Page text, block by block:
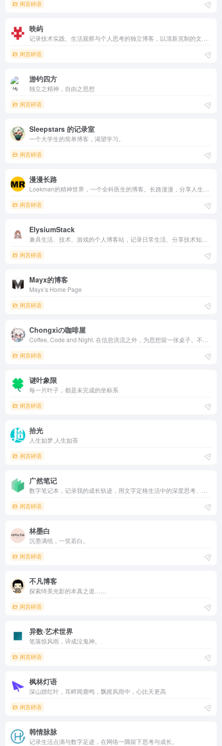
闲言碎语
映屿
闲言碎语
游钓四方
独立之精神，自由之思想
闲言碎语
Sleepstars 的记录室
一个大学生的简单博客，渴望学习。
闲言碎语
漫漫长路
闲言碎语
ElysiumStack
闲言碎语
Mayx的博客
Mayx’s Home Page
闲言碎语
Chongxiの咖啡屋
闲言碎语
谜叶象限
每一片叶子，都是未完成的坐标系
闲言碎语
拾光
人生如梦.人生如茶
闲言碎语
广然笔记
闲言碎语
林墨白
沉墨满纸，一笑若白。
闲言碎语
不凡博客
探索绮美光影的本真之道……
闲言碎语
异数·艺术世界
笔落惊风雨，诗成泣鬼神。
闲言碎语
枫林灯语
深山踏红叶，耳畔闻鹿鸣，飘摇风雨中，心比天更高
闲言碎语
韩情脉脉
记录生活点滴与数字足迹，在网络一隅留下思考与成长。